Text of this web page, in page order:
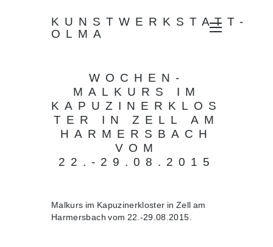
KUNSTWERKSTATT-
OLMA
WOCHEN-
MALKURS IM
KAPUZINERKLOS
TER IN ZELL AM
HARMERSBACH
VOM
22.-29.08.2015
Malkurs im Kapuzinerkloster in Zell am
Harmersbach vom 22.-29.08.2015.